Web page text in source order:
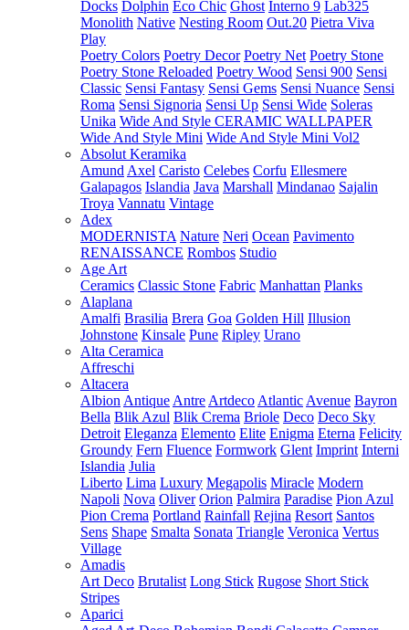
Docks Dolphin Eco Chic Ghost Interno 9 Lab325
Monolith Native Nesting Room Out.20 Pietra Viva
Play
Poetry Colors Poetry Decor Poetry Net Poetry Stone
Poetry Stone Reloaded Poetry Wood Sensi 900 Sensi
Classic Sensi Fantasy Sensi Gems Sensi Nuance Sensi
Roma Sensi Signoria Sensi Up Sensi Wide Soleras
Unika Wide And Style CERAMIC WALLPAPER
Wide And Style Mini Wide And Style Mini Vol2
Absolut Keramika
Amund Axel Caristo Celebes Corfu Ellesmere
Galapagos Islandia Java Marshall Mindanao Sajalin
Troya Vannatu Vintage
Adex
MODERNISTA Nature Neri Ocean Pavimento
RENAISSANCE Rombos Studio
Age Art
Ceramics Classic Stone Fabric Manhattan Planks
Alaplana
Amalfi Brasilia Brera Goa Golden Hill Illusion
Johnstone Kinsale Pune Ripley Urano
Alta Ceramica
Affreschi
Altacera
Albion Antique Antre Artdeco Atlantic Avenue Bayron
Bella Blik Azul Blik Crema Briole Deco Deco Sky
Detroit Eleganza Elemento Elite Enigma Eterna Felicity
Groundy Fern Fluence Formwork Glent Imprint Interni
Islandia Julia
Liberto Lima Luxury Megapolis Miracle Modern
Napoli Nova Oliver Orion Palmira Paradise Pion Azul
Pion Crema Portland Rainfall Rejina Resort Santos
Sens Shape Smalta Sonata Triangle Veronica Vertus
Village
Amadis
Art Deco Brutalist Long Stick Rugose Short Stick
Stripes
Aparici